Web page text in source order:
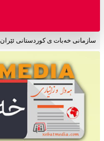
سازمانی خەبات ی کوردستانی ئێران